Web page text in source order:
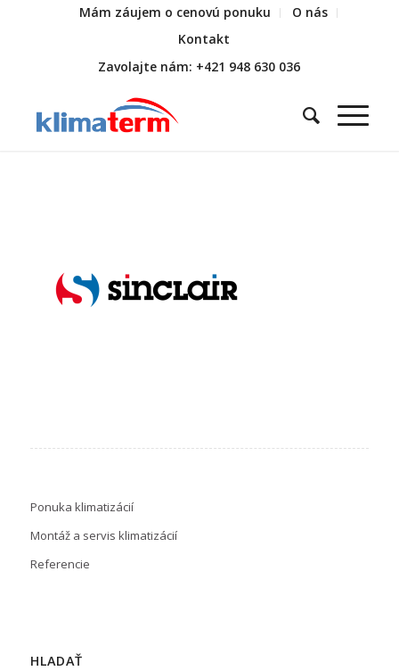
Mám záujem o cenovú ponuku
O nás
Kontakt
Zavolajte nám: +421 948 630 036
Ponuka klimatizácií
Montáž a servis klimatizácií
Referencie
HLADAŤ